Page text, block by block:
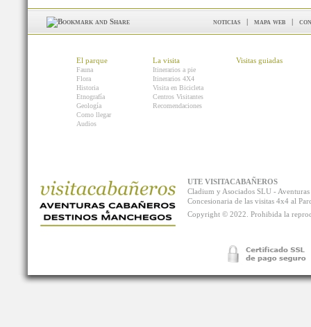
noticias | mapa web |
El parque
Fauna
Flora
Historia
Etnografía
Geología
Como llegar
Audios
La visita
Itinerarios a pie
Itinerarios 4X4
Visita en Bicicleta
Centros Visitantes
Recomendaciones
Visitas guiadas
UTE VISITACABAÑEROS
Cladium y Asociados SLU -
Concesionaria de las visitas 4x4 al
Copyright © 2022. Prohibida la